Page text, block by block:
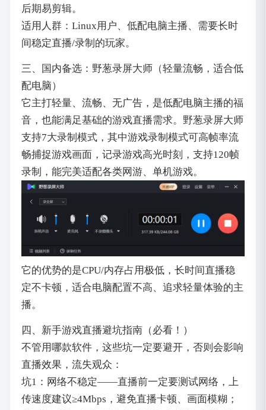
后期易剪辑。
适用人群：Linux用户、低配电脑主播、需要长时
间稳定直播/录制的玩家。
三、国内备选：野葱录屏大师（轻量流畅，适合低
配电脑）
它主打轻量、流畅、无广告，是低配电脑主播的福
音，也能满足基础的游戏直播需求。野葱录屏大师
支持7大录制模式，其中游戏录制模式可高帧率流
畅捕捉游戏画面，记录游戏高光时刻，支持120帧
录制，能完美适配各类网游、单机游戏。
它的优势的是CPU/内存占用极低，长时间直播稳
定不卡顿，适合电脑配置不高、追求轻量体验的主
播。
四、新手游戏直播避坑指南（必看！）
不管用哪款软件，这些坑一定要避开，否则会影响
直播效果，流失观众：
坑1：网络不稳定——直播前一定要测试网络，上
传速度建议≥4Mbps，避免直播卡顿、画面模糊；